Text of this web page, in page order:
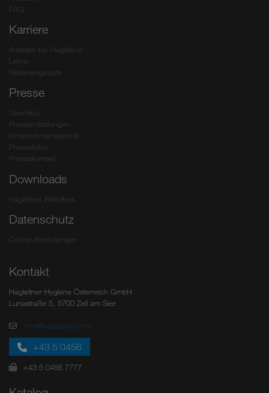
FAQ
Karriere
Arbeiten bei Hagleitner
Lehre
Stellenangebote
Presse
Überblick
Pressemitteilungen
Unternehmensporträt
Pressefotos
Pressekontakt
Downloads
Hagleitner Bibliothek
Datenschutz
Cookie-Einstellungen
Kontakt
Hagleitner Hygiene Österreich GmbH
Lunastraße 5, 5700 Zell am See
crm@hagleitner.com
+43 5 0456
+43 5 0456 7777